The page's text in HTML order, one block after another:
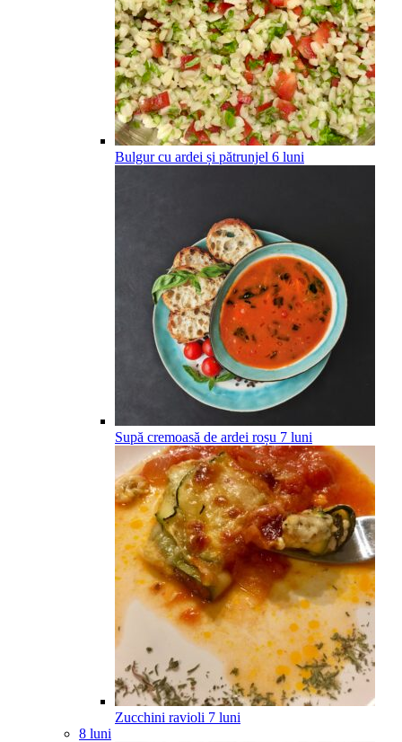
Bulgur cu ardei și pătrunjel 6 luni
Supă cremoasă de ardei roșu 7 luni
Zucchini ravioli 7 luni
8 luni